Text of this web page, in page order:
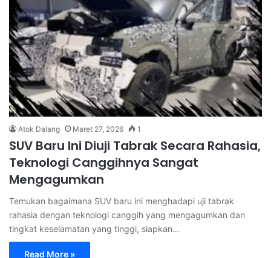
Atok Dalang Maret 27, 2026 1
SUV Baru Ini Diuji Tabrak Secara Rahasia,
Teknologi Canggihnya Sangat
Mengagumkan
Temukan bagaimana SUV baru ini menghadapi uji tabrak
rahasia dengan teknologi canggih yang mengagumkan dan
tingkat keselamatan yang tinggi, siapkan…
Read More »